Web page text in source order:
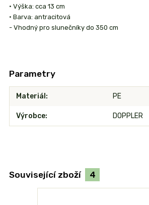
• Výška: cca 13 cm
• Barva: antracitová
- Vhodný pro slunečníky do 350 cm
Parametry
Materiál PE
Výrobce DOPPLER
Související zboží 4